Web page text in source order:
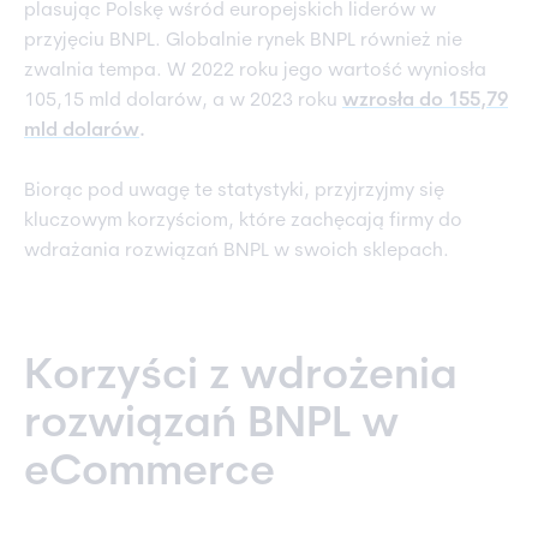
plasując Polskę wśród europejskich liderów w
przyjęciu BNPL. Globalnie rynek BNPL również nie
zwalnia tempa. W 2022 roku jego wartość wyniosła
105,15 mld dolarów, a w 2023 roku wzrosła do 155,79
mld dolarów.
Biorąc pod uwagę te statystyki, przyjrzyjmy się
kluczowym korzyściom, które zachęcają firmy do
wdrażania rozwiązań BNPL w swoich sklepach.
Korzyści z wdrożenia
rozwiązań BNPL w
eCommerce